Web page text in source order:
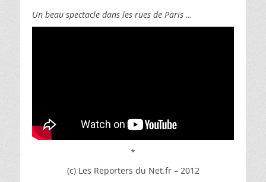
Un beau spectacle dans les rues de Paris …
*
(c) Les Reporters du Net.fr – 2012